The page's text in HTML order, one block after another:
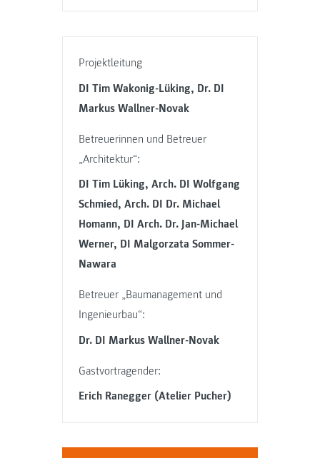
Projektleitung
DI Tim Wakonig-Lüking, Dr. DI
Markus Wallner-Novak
Betreuerinnen und Betreuer
„Architektur“:
DI Tim Lüking, Arch. DI Wolfgang
Schmied, Arch. DI Dr. Michael
Homann, DI Arch. Dr. Jan-Michael
Werner, DI Malgorzata Sommer-
Nawara
Betreuer „Baumanagement und
Ingenieurbau“:
Dr. DI Markus Wallner-Novak
Gastvortragender:
Erich Ranegger (Atelier Pucher)